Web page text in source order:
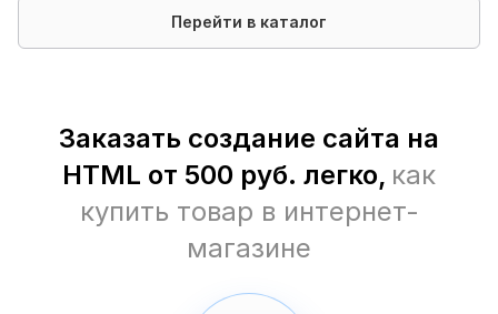
Перейти в каталог
Заказать cоздание сайта на
HTML от 500 руб. легко, как
купить товар в интернет-
магазине